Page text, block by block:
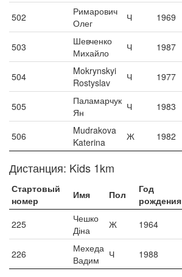
502
Римарович
Олег
Ч 1969
503
Шевченко
Михайло
Ч 1987
504
Mokrynskyi
Rostyslav
Ч 1977
505
Паламарчук
Ян
Ч 1983
506
Mudrakova
Katerina
Ж 1982
Дистанция: Kids 1km
Стартовый
номер
Имя Пол
Год
рождения
225
Чешко
Діна
Ж 1964
226
Мехеда
Вадим
Ч 1988